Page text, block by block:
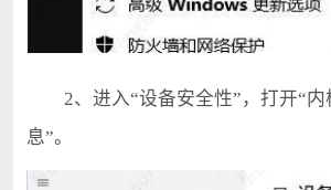
2、进入“设备安全性”，打开“内
息”。